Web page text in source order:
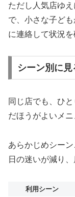
ただし人気店ゆ
で、小さな子ど
に連絡して状況を
シーン別に
同じ店でも、ひ
だほうがよいメニ
あらかじめシー
日の迷いが減り
利用シーン